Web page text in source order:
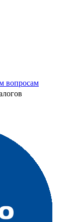
вопросам